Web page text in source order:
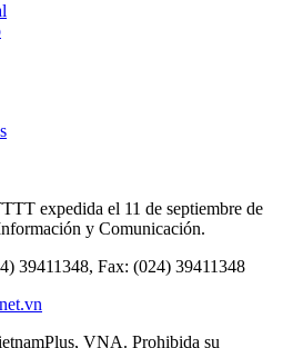
expedida el 11 de septiembre de
y Comunicación.
39411348, Fax: (024) 39411348
VNA. Prohibida su